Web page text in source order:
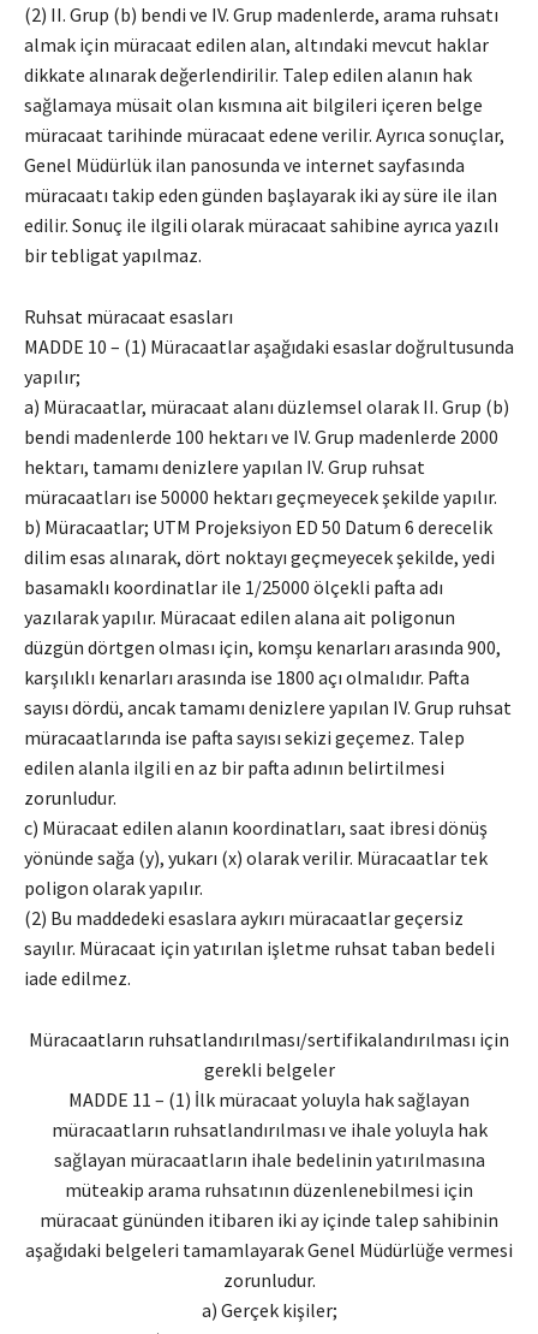
(2) II. Grup (b) bendi ve IV. Grup madenlerde, arama ruhsatı
almak için müracaat edilen alan, altındaki mevcut haklar
dikkate alınarak değerlendirilir. Talep edilen alanın hak
sağlamaya müsait olan kısmına ait bilgileri içeren belge
müracaat tarihinde müracaat edene verilir. Ayrıca sonuçlar,
Genel Müdürlük ilan panosunda ve internet sayfasında
müracaatı takip eden günden başlayarak iki ay süre ile ilan
edilir. Sonuç ile ilgili olarak müracaat sahibine ayrıca yazılı
bir tebligat yapılmaz.
Ruhsat müracaat esasları
MADDE 10 – (1) Müracaatlar aşağıdaki esaslar doğrultusunda
yapılır;
a) Müracaatlar, müracaat alanı düzlemsel olarak II. Grup (b)
bendi madenlerde 100 hektarı ve IV. Grup madenlerde 2000
hektarı, tamamı denizlere yapılan IV. Grup ruhsat
müracaatları ise 50000 hektarı geçmeyecek şekilde yapılır.
b) Müracaatlar; UTM Projeksiyon ED 50 Datum 6 derecelik
dilim esas alınarak, dört noktayı geçmeyecek şekilde, yedi
basamaklı koordinatlar ile 1/25000 ölçekli pafta adı
yazılarak yapılır. Müracaat edilen alana ait poligonun
düzgün dörtgen olması için, komşu kenarları arasında 900,
karşılıklı kenarları arasında ise 1800 açı olmalıdır. Pafta
sayısı dördü, ancak tamamı denizlere yapılan IV. Grup ruhsat
müracaatlarında ise pafta sayısı sekizi geçemez. Talep
edilen alanla ilgili en az bir pafta adının belirtilmesi
zorunludur.
c) Müracaat edilen alanın koordinatları, saat ibresi dönüş
yönünde sağa (y), yukarı (x) olarak verilir. Müracaatlar tek
poligon olarak yapılır.
(2) Bu maddedeki esaslara aykırı müracaatlar geçersiz
sayılır. Müracaat için yatırılan işletme ruhsat taban bedeli
iade edilmez.
Müracaatların ruhsatlandırılması/sertifikalandırılması için
gerekli belgeler
MADDE 11 – (1) İlk müracaat yoluyla hak sağlayan
müracaatların ruhsatlandırılması ve ihale yoluyla hak
sağlayan müracaatların ihale bedelinin yatırılmasına
müteakip arama ruhsatının düzenlenebilmesi için
müracaat gününden itibaren iki ay içinde talep sahibinin
aşağıdaki belgeleri tamamlayarak Genel Müdürlüğe vermesi
zorunludur.
a) Gerçek kişiler;